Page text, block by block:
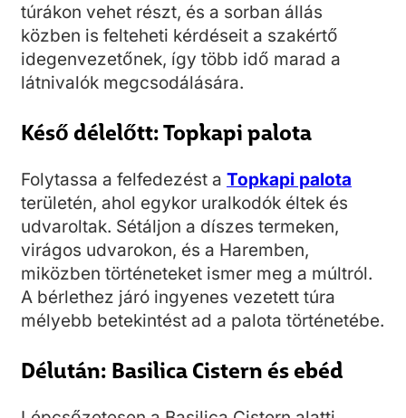
túrákon vehet részt, és a sorban állás
közben is felteheti kérdéseit a szakértő
idegenvezetőnek, így több idő marad a
látnivalók megcsodálására.
Késő délelőtt: Topkapi palota
Folytassa a felfedezést a Topkapi palota
területén, ahol egykor uralkodók éltek és
udvaroltak. Sétáljon a díszes termeken,
virágos udvarokon, és a Haremben,
miközben történeteket ismer meg a múltról.
A bérlethez járó ingyenes vezetett túra
mélyebb betekintést ad a palota történetébe.
Délután: Basilica Cistern és ebéd